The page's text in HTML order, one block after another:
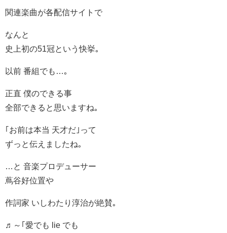
関連楽曲が各配信サイトで
なんと
史上初の51冠という快挙｡
以前 番組でも…｡
正直 僕のできる事
全部できると思いますね｡
｢お前は本当 天才だ｣って
ずっと伝えましたね｡
…と 音楽プロデューサー
蔦谷好位置や
作詞家 いしわたり淳治が絶賛｡
♬～｢愛でも lie でも